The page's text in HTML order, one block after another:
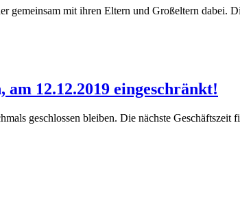
gemeinsam mit ihren Eltern und Großeltern dabei.
am 12.12.2019 eingeschränkt!
geschlossen bleiben. Die nächste